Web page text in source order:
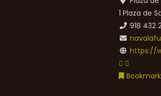
1 Plaza de
918 432
https://
Bookmark